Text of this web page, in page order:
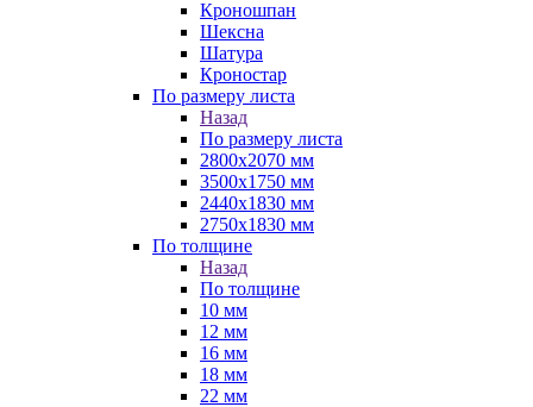
Кроношпан
Шексна
Шатура
Кроностар
По размеру листа
Назад
По размеру листа
2800х2070 мм
3500х1750 мм
2440х1830 мм
2750х1830 мм
По толщине
Назад
По толщине
10 мм
12 мм
16 мм
18 мм
22 мм